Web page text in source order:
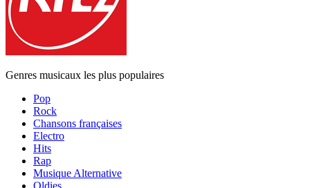
Genres musicaux les plus populaires
Pop
Rock
Chansons françaises
Electro
Hits
Rap
Musique Alternative